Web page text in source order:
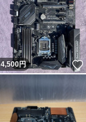
いいね！
4,500円